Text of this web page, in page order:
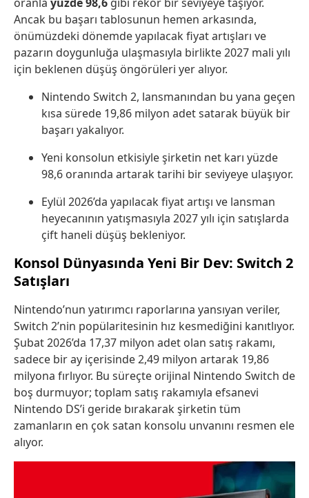
oranla yüzde 98,6 gibi rekor bir seviyeye taşıyor.
Ancak bu başarı tablosunun hemen arkasında,
önümüzdeki dönemde yapılacak fiyat artışları ve
pazarın doygunluğa ulaşmasıyla birlikte 2027 mali yılı
için beklenen düşüş öngörüleri yer alıyor.
Nintendo Switch 2, lansmanından bu yana geçen
kısa sürede 19,86 milyon adet satarak büyük bir
başarı yakalıyor.
Yeni konsolun etkisiyle şirketin net karı yüzde
98,6 oranında artarak tarihi bir seviyeye ulaşıyor.
Eylül 2026’da yapılacak fiyat artışı ve lansman
heyecanının yatışmasıyla 2027 yılı için satışlarda
çift haneli düşüş bekleniyor.
Konsol Dünyasında Yeni Bir Dev: Switch 2
Satışları
Nintendo’nun yatırımcı raporlarına yansıyan veriler,
Switch 2’nin popülaritesinin hız kesmediğini kanıtlıyor.
Şubat 2026’da 17,37 milyon adet olan satış rakamı,
sadece bir ay içerisinde 2,49 milyon artarak 19,86
milyona fırlıyor. Bu süreçte orijinal Nintendo Switch de
boş durmuyor; toplam satış rakamıyla efsanevi
Nintendo DS’i geride bırakarak şirketin tüm
zamanların en çok satan konsolu unvanını resmen ele
alıyor.